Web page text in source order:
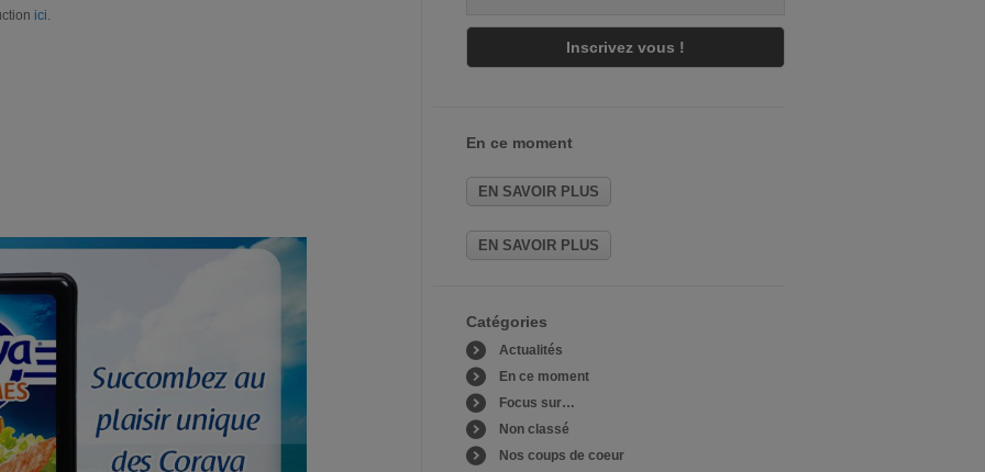
ici.
En ce moment
EN SAVOIR PLUS
EN SAVOIR PLUS
Catégories
Actualités
En ce moment
Focus sur…
Non classé
Nos coups de coeur